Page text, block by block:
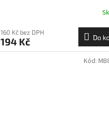
160 Kč bez DPH
194 Kč Do
Kód: